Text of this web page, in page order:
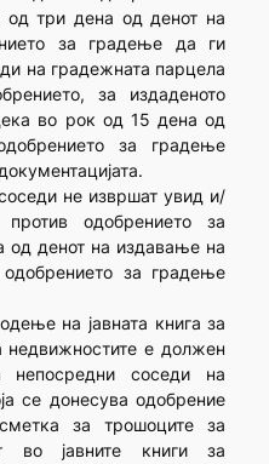
три дена од денот на
за градење да ги
на градежната парцела
за издаденото
во рок од 15 дена од
за градење
не извршат увид и/
одобрението за
денот на издавање на
за градење
на јавната книга за
е должен
непосредни соседи на
се донесува одобрение
за трошоците за
во јавните книги за